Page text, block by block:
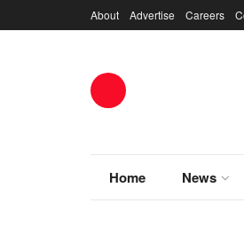
About Advertise Careers
Home News